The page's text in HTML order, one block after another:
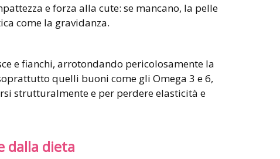
e forza alla cute: se mancano, la pelle
come la gravidanza.
e fianchi, arrotondando pericolosamente la
quelli buoni come gli Omega 3 e 6,
strutturalmente e per perdere elasticità e
dalla dieta